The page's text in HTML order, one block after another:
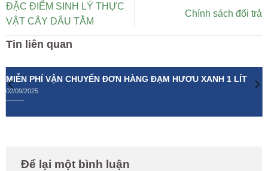
ĐẶC ĐIỂM SINH LÝ THỰC
VẬT CÂY DÂU TẰM
Chính sách đổi trả
Tin liên quan
MIỄN PHÍ VẬN CHUYỂN ĐƠN HÀNG ĐẠM HƯƠU XANH 1 LÍT
02/09/2025
Để lại một bình luận